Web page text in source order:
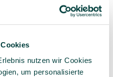
nutzen wir Cookies
um personalisierte
individuelle Beratung